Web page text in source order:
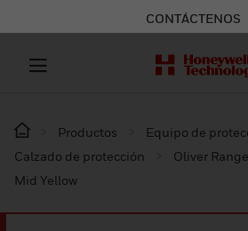
CONTÁCTENOS
Productos
Equipo de
Calzado de protección
Oliver Range
Mid Yellow